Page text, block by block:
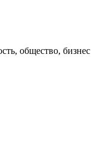
общество, бизнес